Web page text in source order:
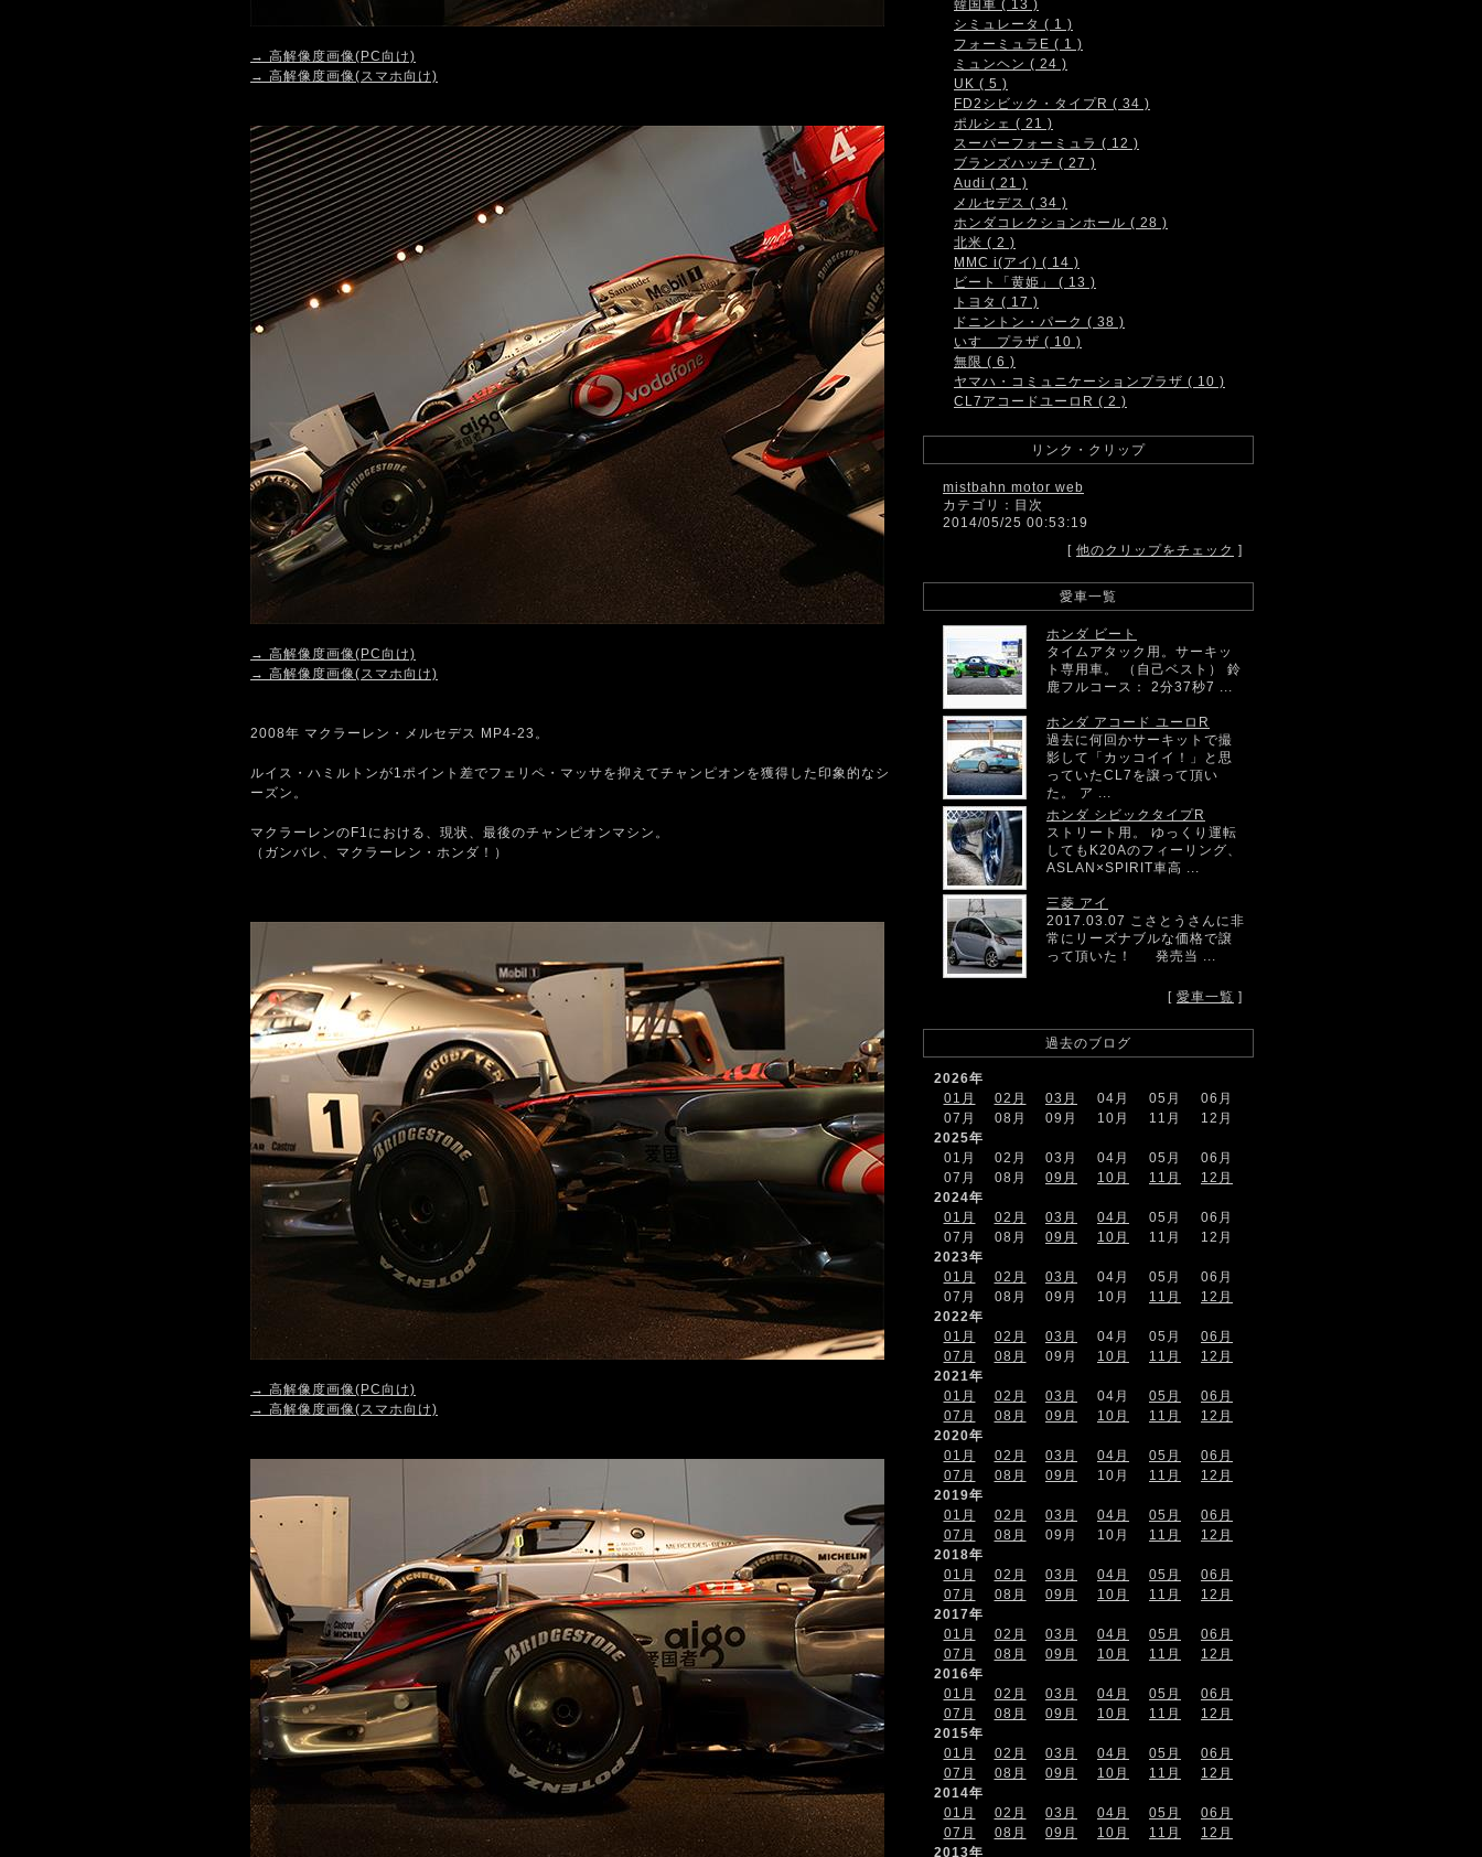
→ 高解像度画像(PC向け)
→ 高解像度画像(スマホ向け)
→ 高解像度画像(PC向け)
→ 高解像度画像(スマホ向け)
2008年 マクラーレン・メルセデス MP4-23。
ルイス・ハミルトンが1ポイント差でフェリペ・マッサを抑えてチャンピオンを獲得した印象的なシ
ーズン。
マクラーレンのF1における、現状、最後のチャンピオンマシン。
（ガンバレ、マクラーレン・ホンダ！）
→ 高解像度画像(PC向け)
→ 高解像度画像(スマホ向け)
韓国車 ( 13 )
シミュレータ ( 1 )
フォーミュラE ( 1 )
ミュンヘン ( 24 )
UK ( 5 )
FD2シビック・タイプR ( 34 )
ポルシェ ( 21 )
スーパーフォーミュラ ( 12 )
ブランズハッチ ( 27 )
Audi ( 21 )
メルセデス ( 34 )
ホンダコレクションホール ( 28 )
北米 ( 2 )
MMC i(アイ) ( 14 )
ビート「黄姫」 ( 13 )
トヨタ ( 17 )
ドニントン・パーク ( 38 )
いすゞプラザ ( 10 )
無限 ( 6 )
ヤマハ・コミュニケーションプラザ ( 10 )
CL7アコードユーロR ( 2 )
リンク・クリップ
mistbahn motor web
カテゴリ：目次
2014/05/25 00:53:19
[ 他のクリップをチェック ]
愛車一覧
ホンダ ビート
タイムアタック用。サーキッ
ト専用車。 （自己ベスト） 鈴
鹿フルコース： 2分37秒7 ...
ホンダ アコード ユーロR
過去に何回かサーキットで撮
影して「カッコイイ！」と思
っていたCL7を譲って頂い
た。 ア ...
ホンダ シビックタイプR
ストリート用。 ゆっくり運転
してもK20Aのフィーリング、
ASLAN×SPIRIT車高 ...
三菱 アイ
2017.03.07 こさとうさんに非
常にリーズナブルな価格で譲
って頂いた！ 発売当 ...
[ 愛車一覧 ]
過去のブログ
2026年
01月
02月 03月 04月 05月
06月
07月
08月 09月 10月 11月
12月
2025年
01月
02月 03月 04月 05月
06月
07月
08月 09月 10月 11月
12月
2024年
01月
02月 03月 04月 05月
06月
07月
08月 09月 10月 11月
12月
2023年
01月
02月 03月 04月 05月
06月
07月
08月 09月 10月 11月
12月
2022年
01月
02月 03月 04月 05月
06月
07月
08月 09月 10月 11月
12月
2021年
01月
02月 03月 04月 05月
06月
07月
08月 09月 10月 11月
12月
2020年
01月
02月 03月 04月 05月
06月
07月
08月 09月 10月 11月
12月
2019年
01月
02月 03月 04月 05月
06月
07月
08月 09月 10月 11月
12月
2018年
01月
02月 03月 04月 05月
06月
07月
08月 09月 10月 11月
12月
2017年
01月
02月 03月 04月 05月
06月
07月
08月 09月 10月 11月
12月
2016年
01月
02月 03月 04月 05月
06月
07月
08月 09月 10月 11月
12月
2015年
01月
02月 03月 04月 05月
06月
07月
08月 09月 10月 11月
12月
2014年
01月
02月 03月 04月 05月
06月
07月
08月 09月 10月 11月
12月
2013年